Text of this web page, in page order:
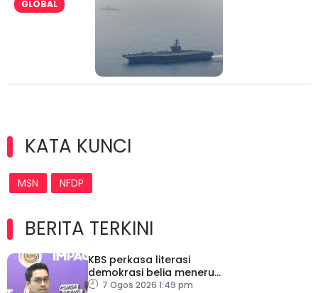
GLOBAL
KATA KUNCI
MSN NFDP
BERITA TERKINI
KBS perkasa literasi
demokrasi belia menerusi
Bulan Rakan Demokrasi
7 Ogos 2026 1:49 pm